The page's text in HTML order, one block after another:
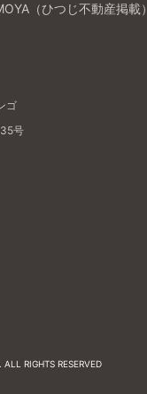
（ひつじ不動産掲載）
ゴ
号
ALL RIGHTS RESERVED